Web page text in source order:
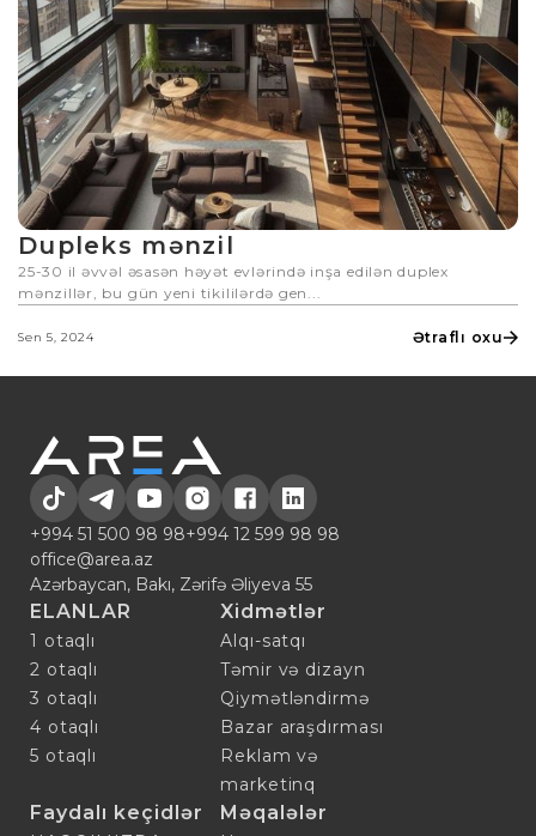
Dupleks mənzil
25-30 il əvvəl əsasən həyət evlərində inşa edilən duplex
mənzillər, bu gün yeni tikililərdə gen...
Sen 5, 2024 Ətraflı oxu
+994 51 500 98 98+994 12 599 98 98
office@area.az
Azərbaycan, Bakı, Zərifə Əliyeva 55
ELANLAR
1 otaqlı
2 otaqlı
3 otaqlı
4 otaqlı
5 otaqlı
Xidmətlər
Alqı-satqı
Təmir və dizayn
Qiymətləndirmə
Bazar araşdırması
Reklam və
marketinq
Faydalı keçidlər Məqalələr